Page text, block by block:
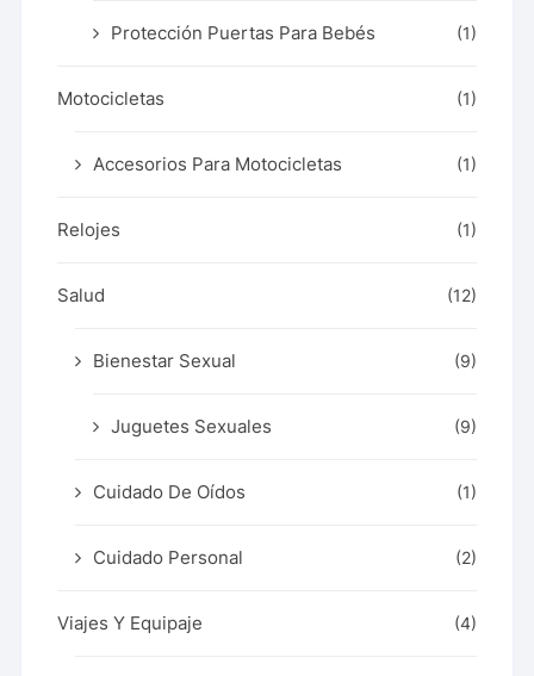
Protección Puertas Para Bebés (1)
Motocicletas (1)
Accesorios Para Motocicletas (1)
Relojes (1)
Salud (12)
Bienestar Sexual (9)
Juguetes Sexuales (9)
Cuidado De Oídos (1)
Cuidado Personal (2)
Viajes Y Equipaje (4)